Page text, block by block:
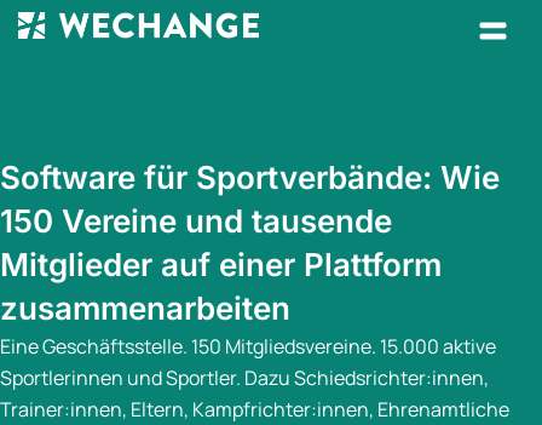
Software für Sportverbände: Wie
150 Vereine und tausende
Mitglieder auf einer Plattform
zusammenarbeiten
Eine Geschäftsstelle. 150 Mitgliedsvereine. 15.000 aktive
Sportlerinnen und Sportler. Dazu Schiedsrichter:innen,
Trainer:innen, Eltern, Kampfrichter:innen, Ehrenamtliche